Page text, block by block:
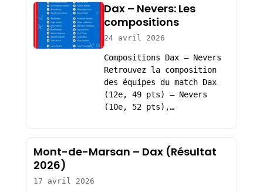
Dax – Nevers: Les
compositions
24 avril 2026
Compositions Dax – Nevers
Retrouvez la composition
des équipes du match Dax
(12e, 49 pts) – Nevers
(10e, 52 pts),…
Mont-de-Marsan – Dax (Résultat
2026)
17 avril 2026